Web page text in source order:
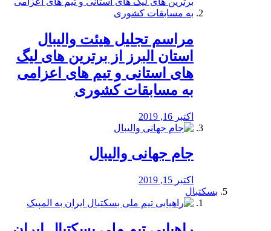
مراسم تجلیل هیئت والیبال
استان البرز از برترین های لیگ
های استانی و تیم های اعزامی
به مسابقات کشوری
اکتبر 16, 2019
جام جهانی والیبال
اکتبر 15, 2019
بسکتبال